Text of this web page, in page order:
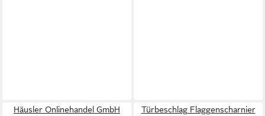
Häusler Onlinehandel GmbH
Türbeschlag Flaggenscharnier